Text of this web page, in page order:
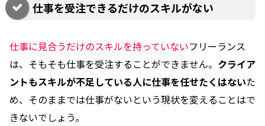
仕事を受注できるだけのスキルがない
仕事に見合うだけのスキルを持っていないフリーランス
は、そもそも仕事を受注することができません。 クライア
ントもスキルが不足している人に仕事を任せたくはないた
め、そのままでは仕事がないという現状を変えることはで
きないでしょう。